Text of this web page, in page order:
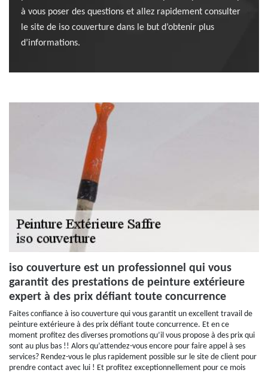
à vous poser des questions et allez rapidement consulter
le site de iso couverture dans le but d’obtenir plus
d’informations.
iso couverture est un professionnel qui vous
garantit des prestations de peinture extérieure
expert à des prix défiant toute concurrence
Faites confiance à iso couverture qui vous garantit un excellent travail de
peinture extérieure à des prix défiant toute concurrence. Et en ce
moment profitez des diverses promotions qu’il vous propose à des prix qui
sont au plus bas !! Alors qu’attendez-vous encore pour faire appel à ses
services? Rendez-vous le plus rapidement possible sur le site de client pour
prendre contact avec lui ! Et profitez exceptionnellement pour ce mois